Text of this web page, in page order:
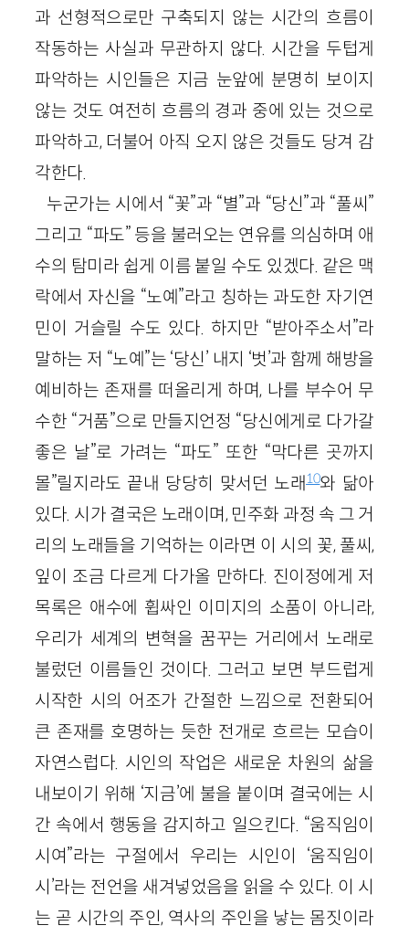
과 선형적으로만 구축되지 않는 시간의 흐름이
작동하는 사실과 무관하지 않다. 시간을 두텁게
파악하는 시인들은 지금 눈앞에 분명히 보이지
않는 것도 여전히 흐름의 경과 중에 있는 것으로
파악하고, 더불어 아직 오지 않은 것들도 당겨 감
각한다.
누군가는 시에서 “꽃”과 “별”과 “당신”과 “풀씨”
그리고 “파도” 등을 불러오는 연유를 의심하며 애
수의 탐미라 쉽게 이름 붙일 수도 있겠다. 같은 맥
락에서 자신을 “노예”라고 칭하는 과도한 자기연
민이 거슬릴 수도 있다. 하지만 “받아주소서”라
말하는 저 “노예”는 ‘당신’ 내지 ‘벗’과 함께 해방을
예비하는 존재를 떠올리게 하며, 나를 부수어 무
수한 “거품”으로 만들지언정 “당신에게로 다가갈
좋은 날”로 가려는 “파도” 또한 “막다른 곳까지
몰”릴지라도 끝내 당당히 맞서던 노래10와 닮아
있다. 시가 결국은 노래이며, 민주화 과정 속 그 거
리의 노래들을 기억하는 이라면 이 시의 꽃, 풀씨,
잎이 조금 다르게 다가올 만하다. 진이정에게 저
목록은 애수에 휩싸인 이미지의 소품이 아니라,
우리가 세계의 변혁을 꿈꾸는 거리에서 노래로
불렀던 이름들인 것이다. 그러고 보면 부드럽게
시작한 시의 어조가 간절한 느낌으로 전환되어
큰 존재를 호명하는 듯한 전개로 흐르는 모습이
자연스럽다. 시인의 작업은 새로운 차원의 삶을
내보이기 위해 ‘지금’에 불을 붙이며 결국에는 시
간 속에서 행동을 감지하고 일으킨다. “움직임이
시여”라는 구절에서 우리는 시인이 ‘움직임이
시’라는 전언을 새겨넣었음을 읽을 수 있다. 이 시
는 곧 시간의 주인, 역사의 주인을 낳는 몸짓이라